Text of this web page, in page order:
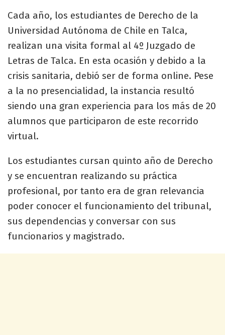
Cada año, los estudiantes de Derecho de la
Universidad Autónoma de Chile en Talca,
realizan una visita formal al 4º Juzgado de
Letras de Talca. En esta ocasión y debido a la
crisis sanitaria, debió ser de forma online. Pese
a la no presencialidad, la instancia resultó
siendo una gran experiencia para los más de 20
alumnos que participaron de este recorrido
virtual.
Los estudiantes cursan quinto año de Derecho
y se encuentran realizando su práctica
profesional, por tanto era de gran relevancia
poder conocer el funcionamiento del tribunal,
sus dependencias y conversar con sus
funcionarios y magistrado.